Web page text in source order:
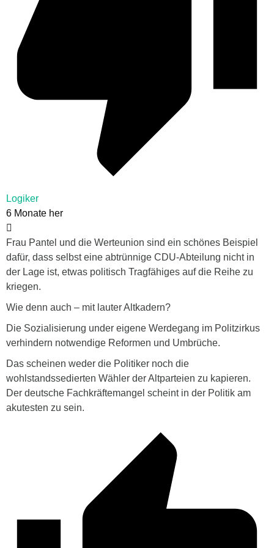
Logiker
6 Monate her
Frau Pantel und die Werteunion sind ein schönes Beispiel
dafür, dass selbst eine abtrünnige CDU-Abteilung nicht in
der Lage ist, etwas politisch Tragfähiges auf die Reihe zu
kriegen.
Wie denn auch – mit lauter Altkadern?
Die Sozialisierung under eigene Werdegang im Politzirkus
verhindern notwendige Reformen und Umbrüche.
Das scheinen weder die Politiker noch die
wohlstandssedierten Wähler der Altparteien zu kapieren.
Der deutsche Fachkräftemangel scheint in der Politik am
akutesten zu sein.